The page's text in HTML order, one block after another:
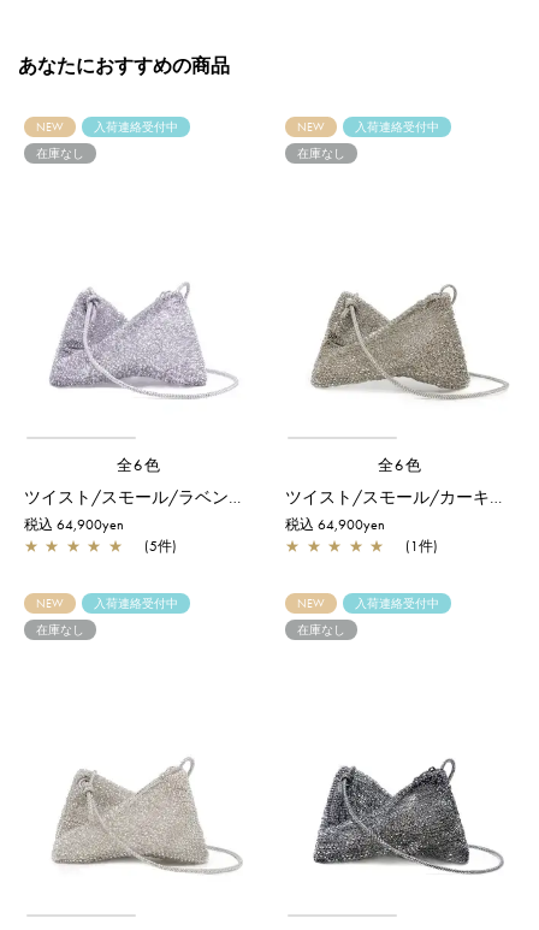
あなたにおすすめの商品
NEW
入荷連絡受付中
在庫なし
全6色
ツイスト/スモール/ラベンダーシルバー
税込 64,900yen
★ ★ ★ ★ ★ (5件)
NEW
入荷連絡受付中
在庫なし
全6色
ツイスト/スモール/カーキシルバー
税込 64,900yen
★ ★ ★ ★ ★ (1件)
NEW
入荷連絡受付中
在庫なし
NEW
入荷連絡受付中
在庫なし